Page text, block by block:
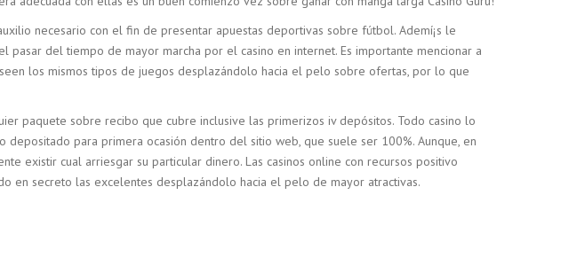
necesario con el fin de presentar apuestas deportivas sobre fútbol. Ademí¡s le
del tiempo de mayor marcha por el casino en internet. Es importante mencionar a
los mismos tipos de juegos desplazándolo hacia el pelo sobre ofertas, por lo que
paquete sobre recibo que cubre inclusive las primerizos iv depósitos. Todo casino lo
para primera ocasión dentro del sitio web, que suele ser 100%. Aunque, en
existir cual arriesgar su particular dinero. Las casinos online con recursos positivo
en secreto las excelentes desplazándolo hacia el pelo de mayor atractivas.